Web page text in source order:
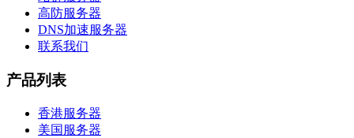
高防服务器
DNS加速服务器
联系我们
产品列表
香港服务器
美国服务器